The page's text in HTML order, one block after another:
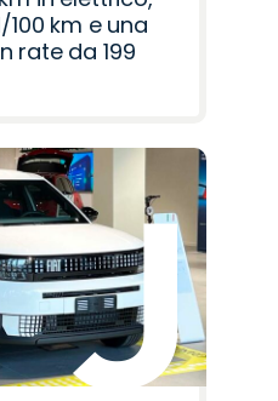
km e una
rate da 199